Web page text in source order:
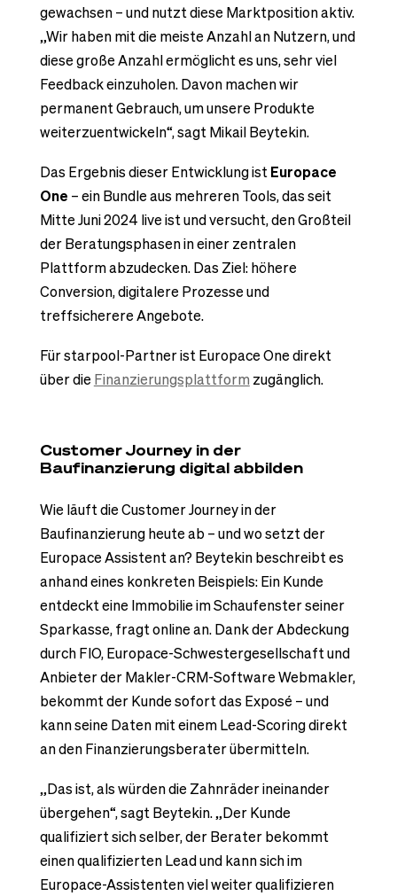
gewachsen – und nutzt diese Marktposition aktiv.
„Wir haben mit die meiste Anzahl an Nutzern, und
diese große Anzahl ermöglicht es uns, sehr viel
Feedback einzuholen. Davon machen wir
permanent Gebrauch, um unsere Produkte
weiterzuentwickeln“, sagt Mikail Beytekin.
Das Ergebnis dieser Entwicklung istEuropace
One – ein Bundle aus mehreren Tools, das seit
Mitte Juni 2024 live ist und versucht, den Großteil
der Beratungsphasen in einer zentralen
Plattform abzudecken. Das Ziel: höhere
Conversion, digitalere Prozesse und
treffsicherere Angebote.
Für starpool-Partner ist Europace One direkt
über die Finanzierungsplattform zugänglich.
Customer Journey in der
Baufinanzierung digital abbilden
Wie läuft die Customer Journey in der
Baufinanzierung heute ab – und wo setzt der
Europace Assistent an? Beytekin beschreibt es
anhand eines konkreten Beispiels: Ein Kunde
entdeckt eine Immobilie im Schaufenster seiner
Sparkasse, fragt online an. Dank der Abdeckung
durch FIO, Europace-Schwestergesellschaft und
Anbieter der Makler-CRM-Software Webmakler,
bekommt der Kunde sofort das Exposé – und
kann seine Daten mit einem Lead-Scoring direkt
an den Finanzierungsberater übermitteln.
„Das ist, als würden die Zahnräder ineinander
übergehen“, sagt Beytekin. „Der Kunde
qualifiziert sich selber, der Berater bekommt
einen qualifizierten Lead und kann sich im
Europace-Assistenten viel weiter qualifizieren